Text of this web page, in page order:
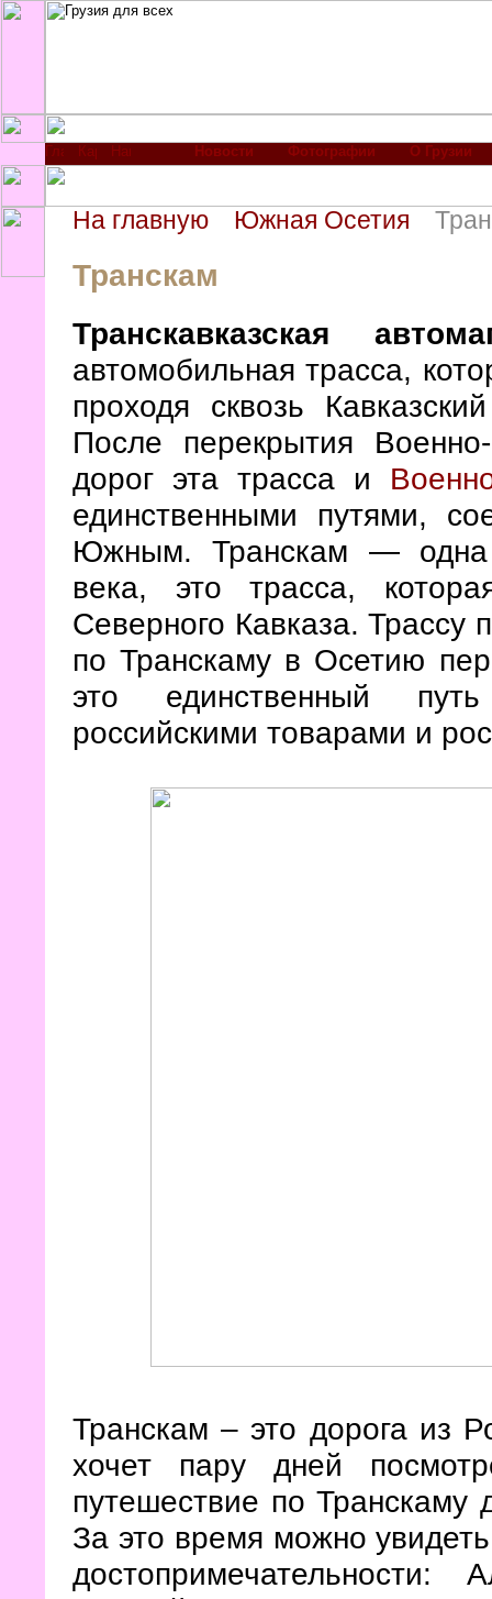
Новости Фотографии О Грузии
На главную Южная Осетия
Транскам
Транскавказская
автомобильная трасса,
проходя сквозь
После перекрытия
дорог эта трасса и
единственными путями,
Южным. Транскам — одна
века, это трасса,
Северного Кавказа. Трассу
по Транскаму в Осетию
это единственный
российскими товарами и
Транскам – это дорога из
хочет пару дней
путешествие по Транскаму
За это время можно